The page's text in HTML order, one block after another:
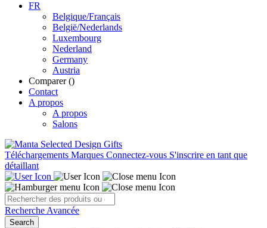
FR
Belgique/Français
België/Nederlands
Luxembourg
Nederland
Germany
Austria
Comparer ()
Contact
A propos
A propos
Salons
Téléchargements Marques Connectez-vous S'inscrire en tant que
détaillant
Recherche Avancée
Search